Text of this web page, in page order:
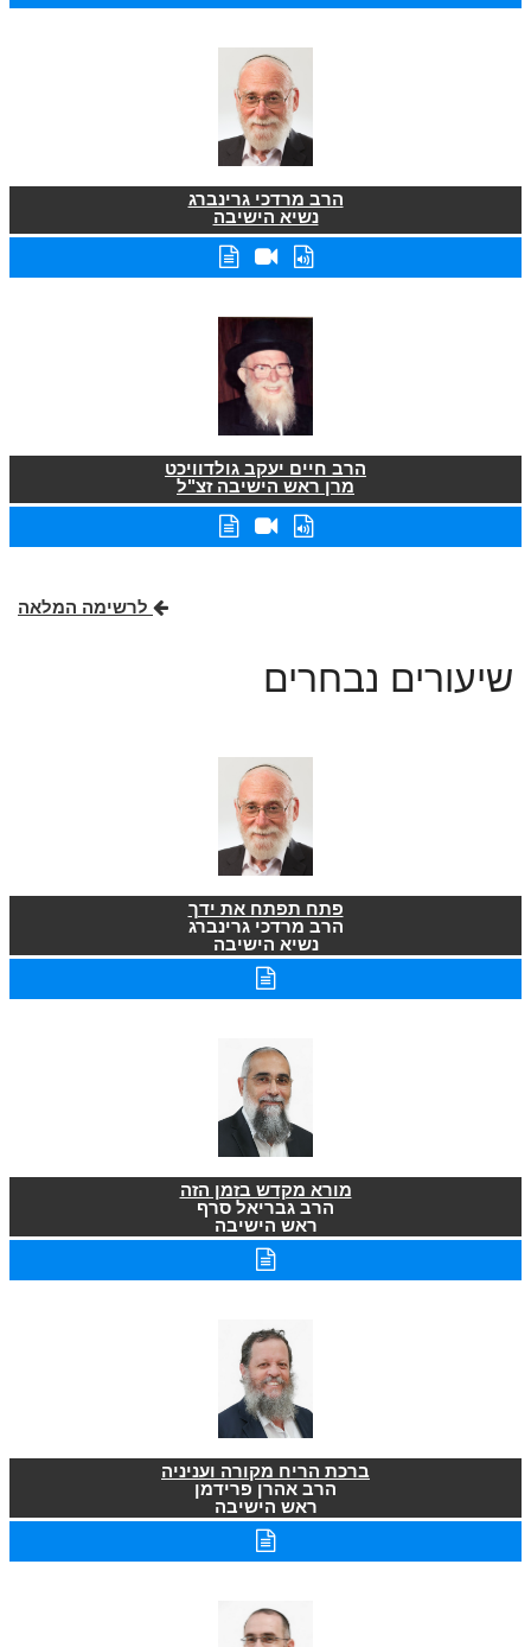
הרב מרדכי גרינברג
נשיא הישיבה
הרב חיים יעקב גולדוויכט
מרן ראש הישיבה זצ"ל
לרשימה המלאה
שיעורים נבחרים
פתח תפתח את ידך
הרב מרדכי גרינברג
נשיא הישיבה
מורא מקדש בזמן הזה
הרב גבריאל סרף
ראש הישיבה
ברכת הריח מקורה ועניניה
הרב אהרן פרידמן
ראש הישיבה